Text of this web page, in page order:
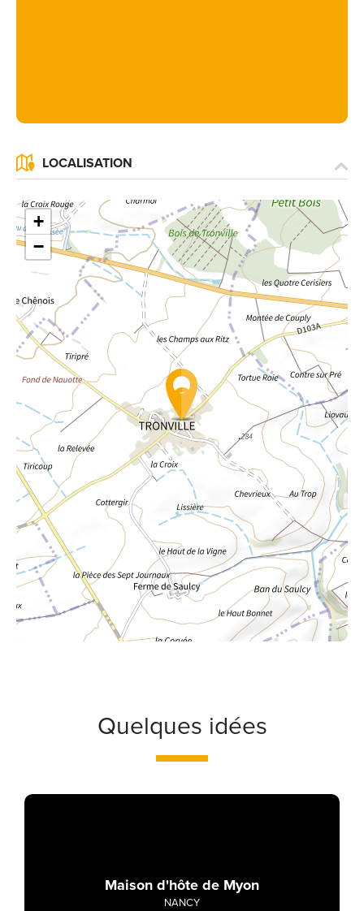
LOCALISATION
+
−
Quelques idées
Maison d'hôte de Myon
NANCY